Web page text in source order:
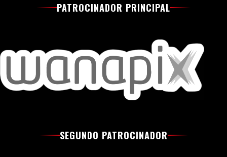
PATROCINADOR PRINCIPAL
SEGUNDO PATROCINADOR